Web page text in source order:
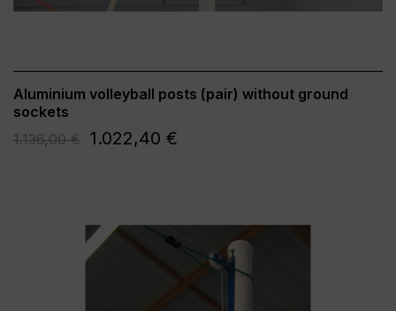
Aluminium volleyball posts (pair) without ground
sockets
1.136,00 € 1.022,40 €